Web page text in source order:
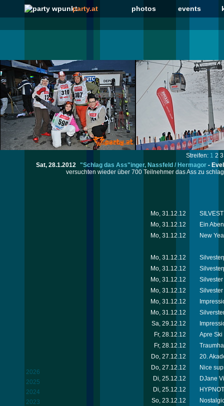
party.at photos events
Streifen: 1 2 3
Sat, 28.1.2012
"Schlag das Ass"inger, Nassfeld / Hermagor -
versuchten wieder über 700 Teilnehmer das Ass zu
2026
2025
2024
2023
Mo, 31.12.12
Mo, 31.12.12
Ein
Mo, 31.12.12
New
Mo, 31.12.12
Mo, 31.12.12
Mo, 31.12.12
Mo, 31.12.12
Mo, 31.12.12
Mo, 31.12.12
Sa, 29.12.12
Fr, 28.12.12
Apre Ski
Fr, 28.12.12
Do, 27.12.12
20.
Do, 27.12.12
Nice
Di, 25.12.12
DJane
Di, 25.12.12
So, 23.12.12